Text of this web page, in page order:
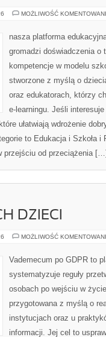
MOŻLIWOŚĆ
nasza platforma
gromadzi doświadczenia o
kompetencje w modelu
stworzone z myślą o
oraz edukatorach, którzy
e-learningu. Jeśli
ułatwiają wdrożenie
to Edukacja i Szkoła i
przejściu od przeciążenia
DZIECI
MOŻLIWOŚĆ
Vademecum po GDPR to
systematyzuje reguły
osobach po wejściu w
przygotowana z myślą o
instytucjach oraz u
informacji. Jej cel to